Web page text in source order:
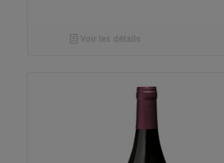
Voir les détails